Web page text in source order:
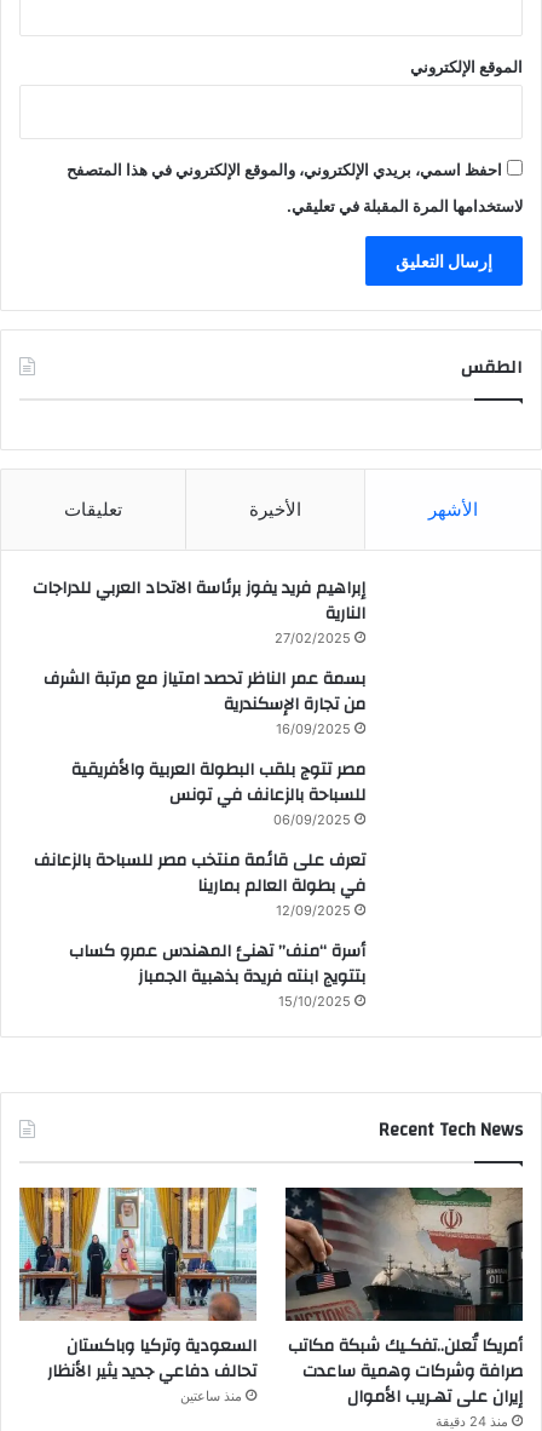
الموقع الإلكتروني
احفظ اسمي، بريدي الإلكتروني، والموقع الإلكتروني في هذا المتصفح
لاستخدامها المرة المقبلة في تعليقي.
الطقس
الأشهر الأخيرة تعليقات
إبراهيم فريد يفوز برئاسة الاتحاد العربي للدراجات
النارية
27/02/2025
بسمة عمر الناظر تحصد امتياز مع مرتبة الشرف
من تجارة الإسكندرية
16/09/2025
مصر تتوج بلقب البطولة العربية والأفريقية
للسباحة بالزعانف في تونس
06/09/2025
تعرف على قائمة منتخب مصر للسباحة بالزعانف
في بطولة العالم بمارينا
12/09/2025
أسرة “منف” تهنئ المهندس عمرو كساب
بتتويج ابنته فريدة بذهبية الجمباز
15/10/2025
Recent Tech News
أمريكا تُعلن..تفكـيك شبكة مكاتب
صرافة وشركات وهمية ساعدت
إيران على تهـريب الأموال
منذ 24 دقيقة
السعودية وتركيا وباكستان
تحالف دفاعي جديد يثير الأنظار
منذ ساعتين